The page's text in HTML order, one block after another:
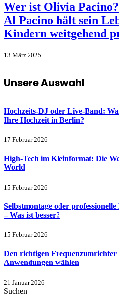
Wer ist Olivia
Al Pacino hält sein
Kindern weitgehend
13 März 2025
Unsere Auswahl
Hochzeits-DJ oder Live-Band:
Ihre Hochzeit in Berlin?
17 Februar 2026
High-Tech im Kleinformat: Die
World
15 Februar 2026
Selbstmontage oder
– Was ist besser?
15 Februar 2026
Den richtigen
Anwendungen wählen
21 Januar 2026
Suchen